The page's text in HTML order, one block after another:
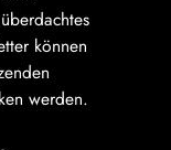
können
werden.